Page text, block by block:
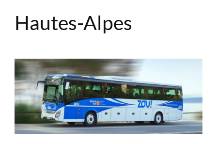
AllerHautes-Alpes